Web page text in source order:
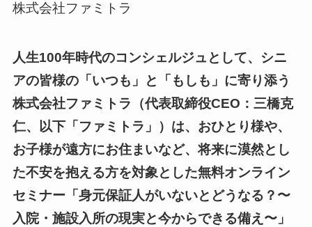
株式会社ファミトラ
人生100年時代のコンシェルジュとして、シニ
アの皆様の「いつも」と「もしも」に寄り添う
株式会社ファミトラ（代表取締役CEO：三橋克
仁、以下「ファミトラ」）は、おひとり様や、
お子様が遠方にお住まいなど、将来に漠然とし
た不安を抱える方を対象とした無料オンライン
セミナー「身元保証人がいないとどうなる？〜
入院・施設入所の現実と今からできる備え〜」